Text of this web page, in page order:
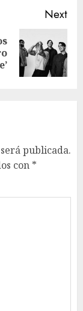
Next
publicada.
con *